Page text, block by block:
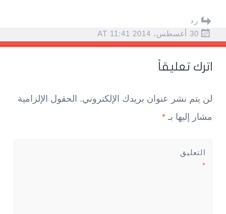
رد
30 أغسطس، 2014 AT 11:41
اترك تعليقاً
لن يتم نشر عنوان بريدك الإلكتروني. الحقول الإلزامية
مشار إليها بـ *
التعليق
*